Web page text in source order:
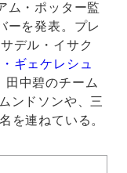
ム・ポッター監
ーを発表。プレ
デル・イサク
ギェケレシュ
田中碧のチーム
ンドソンや、三
を連ねている。